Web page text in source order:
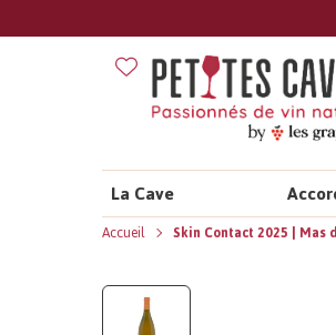
La Cave
Accueil
Skin Contact 2025 | Mas